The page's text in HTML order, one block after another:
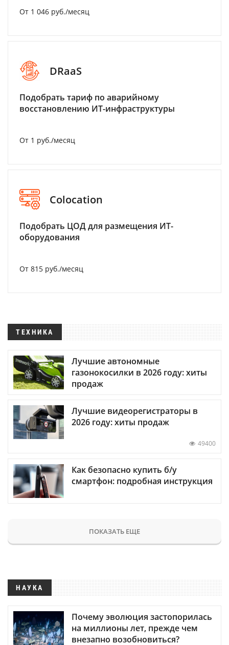
От 1 046 руб./месяц
DRaaS
Подобрать тариф по аварийному
восстановлению ИТ-инфраструктуры
От 1 руб./месяц
Colocation
Подобрать ЦОД для размещения ИТ-
оборудования
От 815 руб./месяц
ТЕХНИКА
Лучшие автономные
газонокосилки в 2026 году: хиты
продаж
Лучшие видеорегистраторы в
2026 году: хиты продаж
49400
Как безопасно купить б/у
смартфон: подробная инструкция
ПОКАЗАТЬ ЕЩЕ
НАУКА
Почему эволюция застопорилась
на миллионы лет, прежде чем
внезапно возобновиться?